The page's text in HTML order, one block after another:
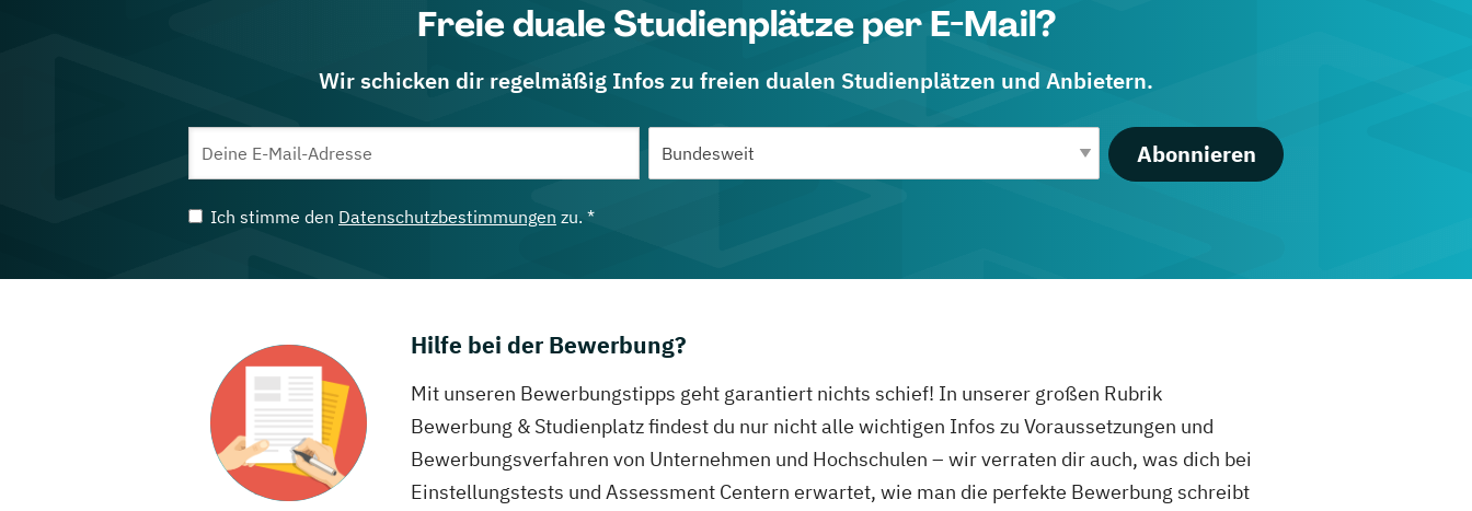
Freie duale Studienplätze per E-Mail?
Wir schicken dir regelmäßig Infos zu freien dualen Studienplätzen und Anbietern.
Abonnieren
Ich stimme den Datenschutzbestimmungen zu. *
Hilfe bei der Bewerbung?
Mit unseren Bewerbungstipps geht garantiert nichts schief! In unserer großen Rubrik
Bewerbung & Studienplatz findest du nur nicht alle wichtigen Infos zu Voraussetzungen und
Bewerbungsverfahren von Unternehmen und Hochschulen – wir verraten dir auch, was dich bei
Einstellungstests und Assessment Centern erwartet, wie man die perfekte Bewerbung schreibt